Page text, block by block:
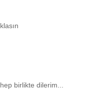
birlikte dilerim...